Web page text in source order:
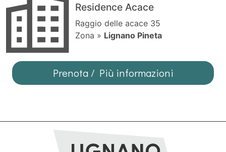
Residence Acace
Raggio delle acace 35
Zona » Lignano Pineta
Prenota / Più informazioni